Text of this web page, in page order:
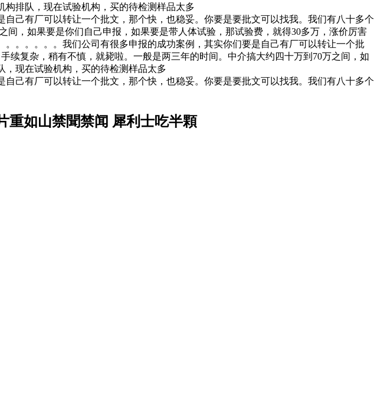
排队，现在试验机构，买的待检测样品太多
己有厂可以转让一个批文，那个快，也稳妥。你要是要批文可以找我。我们有八十多个
，如果要是你们自己申报，如果要是带人体试验，那试验费，就得30多万，涨价厉害
。。。。。我们公司有很多申报的成功案例，其实你们要是自己有厂可以转让一个批
复杂，稍有不慎，就毙啦。一般是两三年的时间。中介搞大约四十万到70万之间，如
，现在试验机构，买的待检测样品太多
己有厂可以转让一个批文，那个快，也稳妥。你要是要批文可以找我。我们有八十多个
重如山禁聞禁闻 犀利士吃半顆